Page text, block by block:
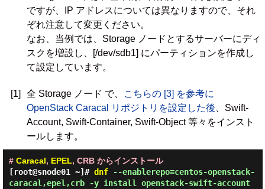
ですが、IP アドレスについては異なりますので、それ
ぞれ注意して変更ください。
なお、当例では、Storage ノードとするサーバーにディ
スクを増設し、[/dev/sdb1] にパーティションを作成し
て設定しています。
[1] 全 Storage ノード で、
こちらの [3] を参考に
OpenStack Caracal リポジトリを設定した後 、Swift-
Account, Swift-Container, Swift-Object 等々をインスト
ールします。
# Caracal, EPEL, CRB からインストール
[root@snode01 ~]# dnf--enablerepo=centos-openstack-
caracal,epel,crb -y install openstack-swift-account